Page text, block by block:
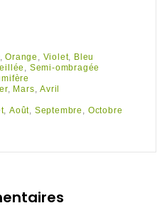
,Orange , Violet, Bleu
, Semi-ombragée
, Mars,Avril
,Août, Septembre , Octobre